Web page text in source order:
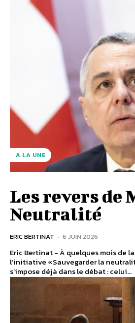
A LA UNE
Les revers de
Neutralité
ERIC BERTINAT - 6 JUIN 2026
Eric Bertinat - À quelques mois de
l’initiative «Sauvegarder la
s’impose déjà dans le débat : celui...